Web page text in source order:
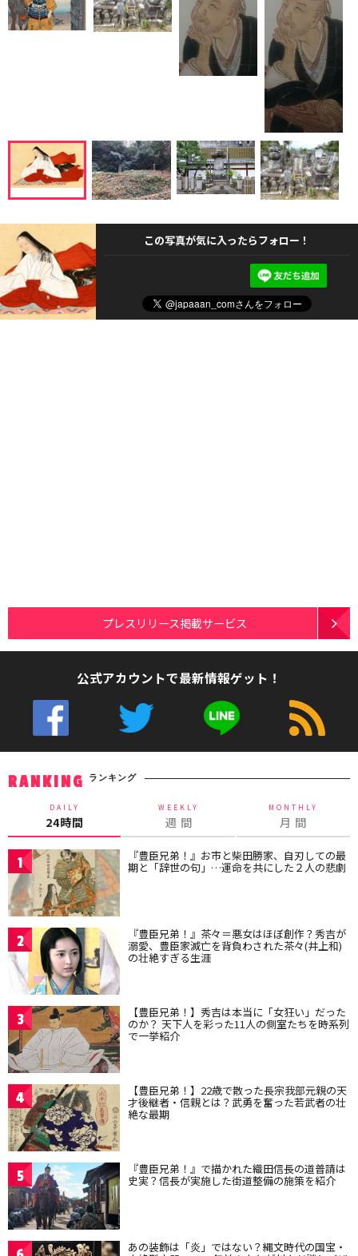
この写真が気に入ったらフォロー！
プレスリリース掲載サービス
公式アカウントで最新情報ゲット！
RANKING ランキング
DAILY
24時間
WEEKLY
週 間
MONTHLY
月 間
1 『豊臣兄弟！』お市と柴田勝家、自刃しての最
期と「辞世の句」…運命を共にした２人の悲劇
2 『豊臣兄弟！』茶々＝悪女はほぼ創作？秀吉が
溺愛、豊臣家滅亡を背負わされた茶々(井上和)
の壮絶すぎる生涯
3 【豊臣兄弟！】秀吉は本当に「女狂い」だった
のか？ 天下人を彩った11人の側室たちを時系列
で一挙紹介
4 【豊臣兄弟！】22歳で散った長宗我部元親の天
才後継者・信親とは？武勇を奮った若武者の壮
絶な最期
5 『豊臣兄弟！』で描かれた織田信長の道普請は
史実？信長が実施した街道整備の施策を紹介
あの装飾は「炎」ではない？縄文時代の国宝・